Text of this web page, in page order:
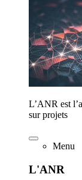
L’ANR est
sur projets
Menu
L'ANR